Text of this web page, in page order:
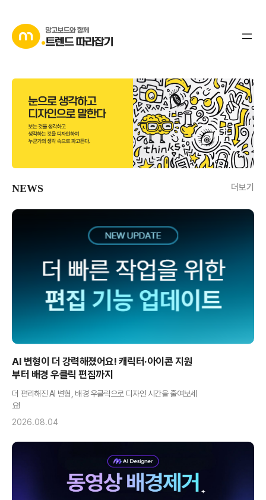
NEWS 더보기
AI 변형이 더 강력해졌어요! 캐릭터·아이콘 지원
부터 배경 우클릭 편집까지
더 편리해진 AI 변형, 배경 우클릭으로 디자인 시간을 줄여보세
요!
2026.08.04